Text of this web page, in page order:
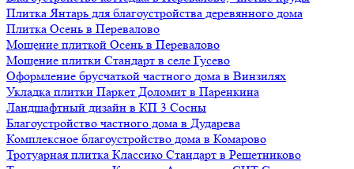
Плитка Янтарь для благоустройства деревянного дома
Плитка Осень в Перевалово
Мощение плиткой Осень в Перевалово
Мощение плитки Стандарт в селе Гусево
Оформление брусчаткой частного дома в Винзилях
Укладка плитки Паркет Доломит в Паренкина
Ландшафтный дизайн в КП 3 Сосны
Благоустройство частного дома в Дударева
Комплексное благоустройство дома в Комарово
Тротуарная плитка Классико Стандарт в Решетниково